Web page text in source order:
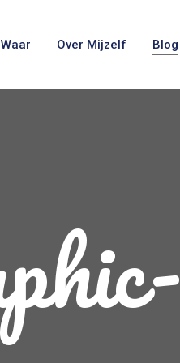
Waar Over Mijzelf Blog